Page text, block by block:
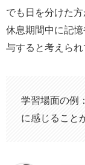
でも日を分けた
休息期間中に記
与すると考えられ
学習場面の例
に感じること